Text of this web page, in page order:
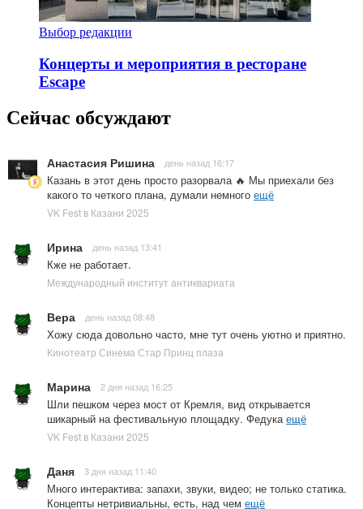
Выбор редакции
Концерты и мероприятия в ресторане
Escape
Сейчас обсуждают
Анастасия Ришина день назад 16:17
Казань в этот день просто разорвала 🔥 Мы приехали без
какого то четкого плана, думали немного ещё
VK Fest в Казани 2025
Ирина день назад 13:41
Кже не работает.
Международный институт антиквариата
Вера день назад 08:48
Хожу сюда довольно часто, мне тут очень уютно и приятно.
Кинотеатр Синема Стар Принц плаза
Марина 2 дня назад 16:25
Шли пешком через мост от Кремля, вид открывается
шикарный на фестивальную площадку. Федука ещё
VK Fest в Казани 2025
Даня 3 дня назад 11:40
Много интерактива: запахи, звуки, видео; не только статика.
Концепты нетривиальны, есть, над чем ещё